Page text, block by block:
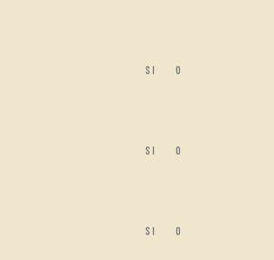
SI 0
SI 0
SI 0